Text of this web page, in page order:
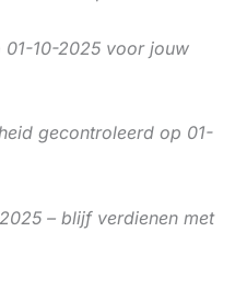
10-2025 voor jouw
gecontroleerd op 01-
– blijf verdienen met